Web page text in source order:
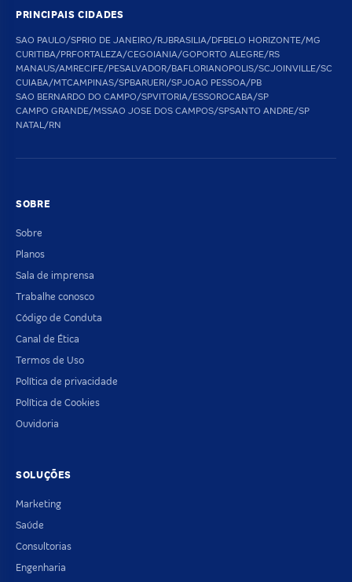
PRINCIPAIS CIDADES
SAO PAULO/SPRIO DE JANEIRO/RJBRASILIA/DFBELO HORIZONTE/MG
CURITIBA/PRFORTALEZA/CEGOIANIA/GOPORTO ALEGRE/RS
MANAUS/AMRECIFE/PESALVADOR/BAFLORIANOPOLIS/SCJOINVILLE/SC
CUIABA/MTCAMPINAS/SPBARUERI/SPJOAO PESSOA/PB
SAO BERNARDO DO CAMPO/SPVITORIA/ESSOROCABA/SP
CAMPO GRANDE/MSSAO JOSE DOS CAMPOS/SPSANTO ANDRE/SP
NATAL/RN
SOBRE
Sobre
Planos
Sala de imprensa
Trabalhe conosco
Código de Conduta
Canal de Ética
Termos de Uso
Política de privacidade
Política de Cookies
Ouvidoria
SOLUÇÕES
Marketing
Saúde
Consultorias
Engenharia